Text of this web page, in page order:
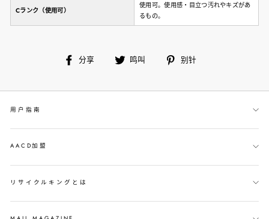
Cランク（使用可）
使用可。使用感・目立つ汚れやキズがあ
るもの。
分享 鸣叫 别针
用户指南
AACD加盟
リサイクルキングとは